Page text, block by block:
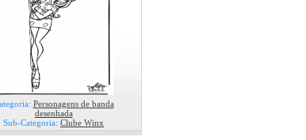
Personagens de banda
desenhada
Sub-Categoria: Clube Winx